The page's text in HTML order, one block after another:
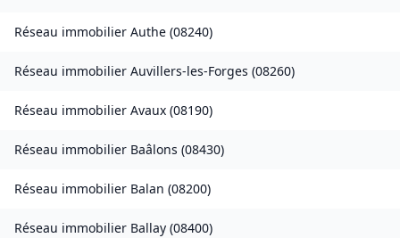
Réseau immobilier Authe (08240)
Réseau immobilier Auvillers-les-Forges (08260)
Réseau immobilier Avaux (08190)
Réseau immobilier Baâlons (08430)
Réseau immobilier Balan (08200)
Réseau immobilier Ballay (08400)